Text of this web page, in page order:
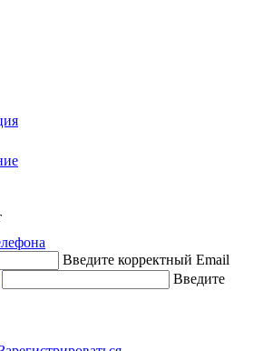
Введите корректный Email
Введите